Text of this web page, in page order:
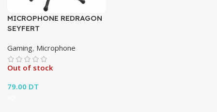
MICROPHONE REDRAGON
SEYFERT
Gaming, Microphone
Out of stock
79.00 DT